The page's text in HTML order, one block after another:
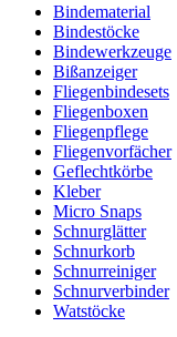
Bindematerial
Bindestöcke
Bindewerkzeuge
Bißanzeiger
Fliegenbindesets
Fliegenboxen
Fliegenpflege
Fliegenvorfächer
Geflechtkörbe
Kleber
Micro Snaps
Schnurglätter
Schnurkorb
Schnurreiniger
Schnurverbinder
Watstöcke